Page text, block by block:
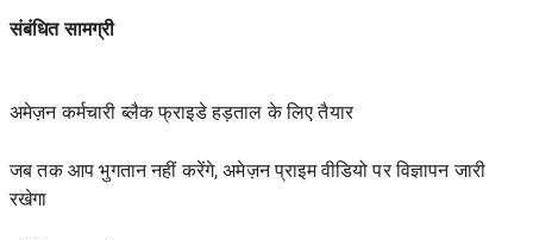
संबंधित सामग्री
अमेज़न कर्मचारी ब्लैक फ्राइडे हड़ताल के लिए तैयार
जब तक आप भुगतान नहीं करेंगे, अमेज़न प्राइम वीडियो पर विज्ञापन जारी
रखेगा